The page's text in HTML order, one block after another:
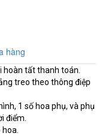
hàng
hoàn tất thanh toán.
treo theo thông điệp
1 số hoa phụ, và phụ
điểm.